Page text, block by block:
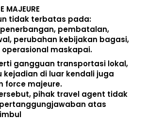
MAJEURE
tidak terbatas pada:
pembatalan,
perubahan kebijakan bagasi,
maskapai.
gangguan transportasi lokal,
kejadian di luar kendali juga
force majeure.
pihak travel agent tidak
atas